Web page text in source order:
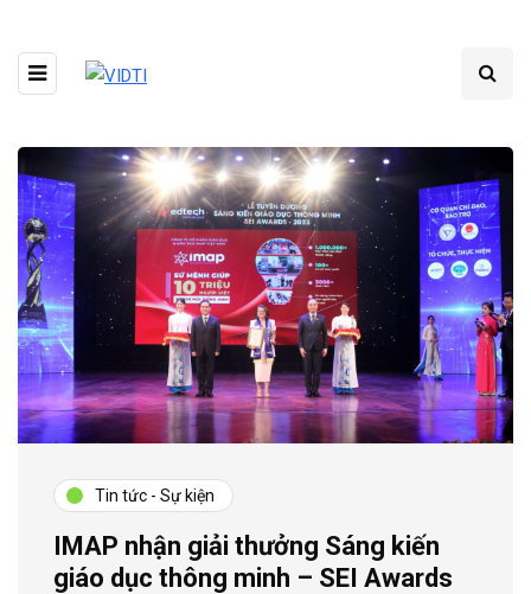
Tin tức - Sự kiện
IMAP nhận giải thưởng Sáng kiến
giáo dục thông minh – SEI Awards